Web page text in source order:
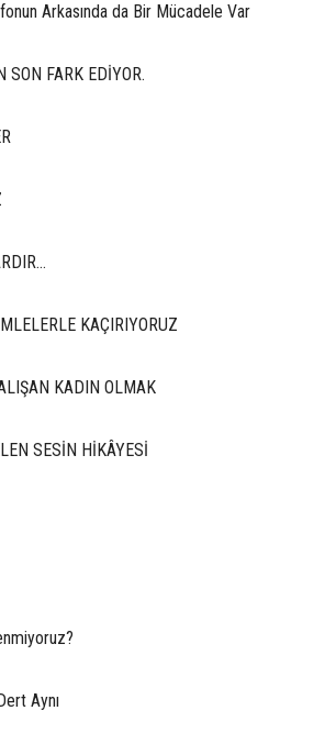
Arkasında da Bir Mücadele Var
SON FARK EDİYOR.
KAÇIRIYORUZ
KADIN OLMAK
SESİN HİKÂYESİ
Aynı